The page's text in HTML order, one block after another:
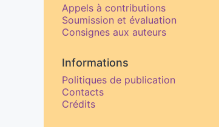
Appels à contributions
Soumission et évaluation
Consignes aux auteurs
Informations
Politiques de publication
Contacts
Crédits